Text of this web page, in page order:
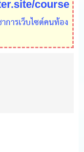
course
การเว็บไซต์คนท้อง